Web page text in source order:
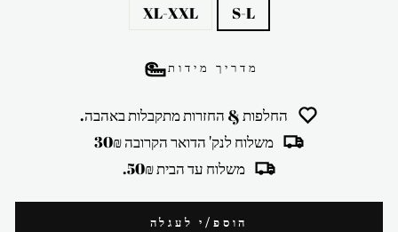
S-L
XL-XXL
מדריך מידות
החלפות & החזרות מתקבלות באהבה.
משלוח לנק' הדואר הקרובה 30₪
משלוח עד הבית 50₪.
הוספ/י לעגלה